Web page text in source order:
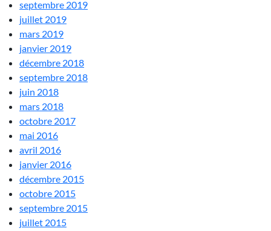
septembre 2019
juillet 2019
mars 2019
janvier 2019
décembre 2018
septembre 2018
juin 2018
mars 2018
octobre 2017
mai 2016
avril 2016
janvier 2016
décembre 2015
octobre 2015
septembre 2015
juillet 2015